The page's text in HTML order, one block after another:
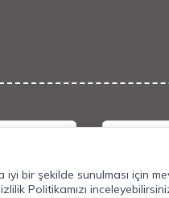
bir şekilde sunulması için
Politikamızı